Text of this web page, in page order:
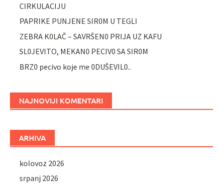
CIRKULACIJU
PAPRIKE PUNJENE SIR0M U TEGLI
ZEBRA K0LAČ – SAVRŠEN0 PRIJA UZ KAFU
SL0JEVITO, MEKAN0 PECIV0 SA SIR0M
BRZ0 pecivo koje me 0DUŠEVIL0..
NAJNOVIJI KOMENTARI
ARHIVA
kolovoz 2026
srpanj 2026